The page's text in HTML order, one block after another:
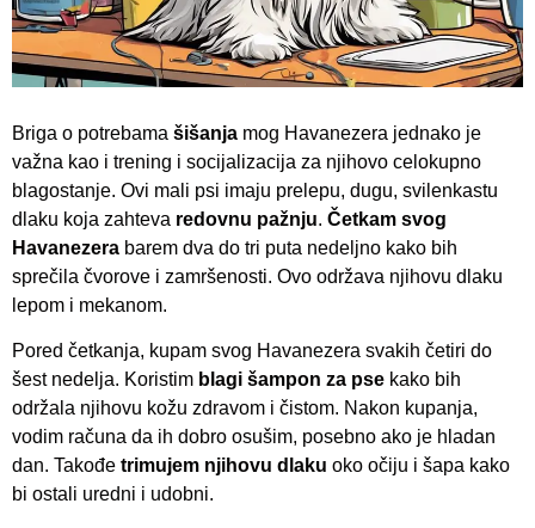
Briga o potrebama šišanja mog Havanezera jednako je
važna kao i trening i socijalizacija za njihovo celokupno
blagostanje. Ovi mali psi imaju prelepu, dugu, svilenkastu
dlaku koja zahteva redovnu pažnju. Četkam svog
Havanezera barem dva do tri puta nedeljno kako bih
sprečila čvorove i zamršenosti. Ovo održava njihovu dlaku
lepom i mekanom.
Pored četkanja, kupam svog Havanezera svakih četiri do
šest nedelja. Koristim blagi šampon za pse kako bih
održala njihovu kožu zdravom i čistom. Nakon kupanja,
vodim računa da ih dobro osušim, posebno ako je hladan
dan. Takođe trimujem njihovu dlaku oko očiju i šapa kako
bi ostali uredni i udobni.